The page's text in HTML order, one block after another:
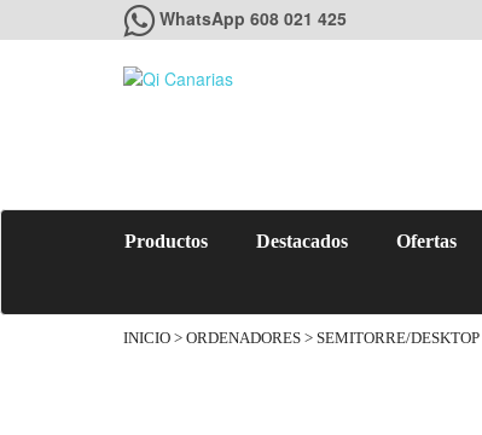
WhatsApp 608 021 425
Productos Destacados Ofertas
INICIO > ORDENADORES > SEMITORRE/DESKTOP